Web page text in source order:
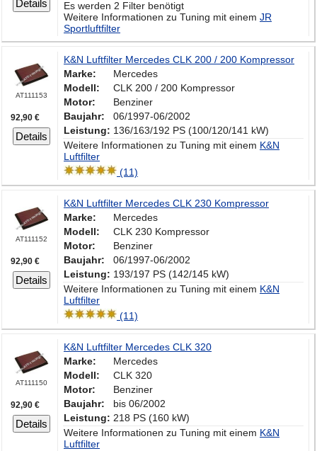
Details
Es werden 2 Filter benötigt
Weitere Informationen zu Tuning mit einem JR
Sportluftfilter
AT111153
92,90 €
Details
K&N Luftfilter Mercedes CLK 200 / 200 Kompressor
Marke:
Mercedes
Modell:
CLK 200 / 200 Kompressor
Motor:
Benziner
Baujahr:
06/1997-06/2002
Leistung: 136/163/192 PS (100/120/141 kW)
Weitere Informationen zu Tuning mit einem K&N
Luftfilter
(11)
AT111152
92,90 €
Details
K&N Luftfilter Mercedes CLK 230 Kompressor
Marke:
Mercedes
Modell:
CLK 230 Kompressor
Motor:
Benziner
Baujahr:
06/1997-06/2002
Leistung: 193/197 PS (142/145 kW)
Weitere Informationen zu Tuning mit einem K&N
Luftfilter
(11)
AT111150
92,90 €
Details
K&N Luftfilter Mercedes CLK 320
Marke:
Mercedes
Modell:
CLK 320
Motor:
Benziner
Baujahr:
bis 06/2002
Leistung: 218 PS (160 kW)
Weitere Informationen zu Tuning mit einem K&N
Luftfilter